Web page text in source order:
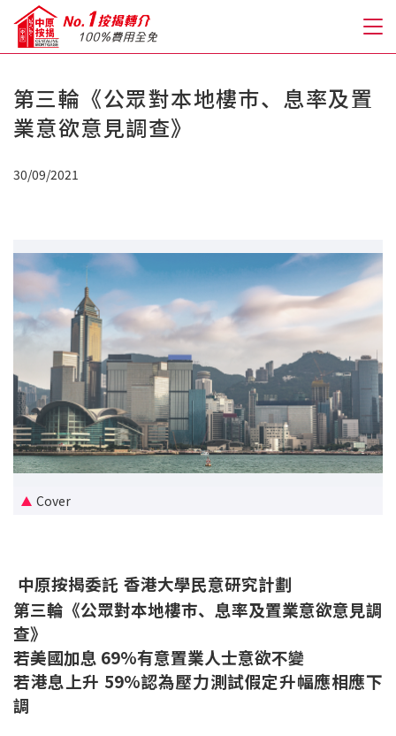
關於我們
免費開戶轉介服務
私人貸款
優惠禮遇
新盤優越按揭優惠
中原按揭標籤優惠
推薦齊齊友賞
按揭計算
轉按計算
置業預算
第三輪《公眾對本地樓巿、息率及置
業意欲意見調查》
30/09/2021
Cover
中原按揭委託 香港大學民意研究計劃
第三輪《公眾對本地樓巿、息率及置業意欲意見調
查》
若美國加息 69%有意置業人士意欲不變
若港息上升 59%認為壓力測試假定升幅應相應下
調